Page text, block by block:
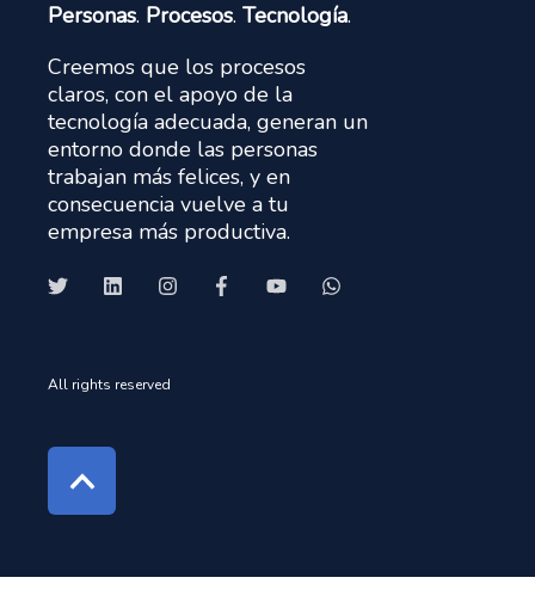
Personas. Procesos. Tecnología.
Creemos que los procesos
claros, con el apoyo de la
tecnología adecuada, generan un
entorno donde las personas
trabajan más felices, y en
consecuencia vuelve a tu
empresa más productiva.
All rights reserved